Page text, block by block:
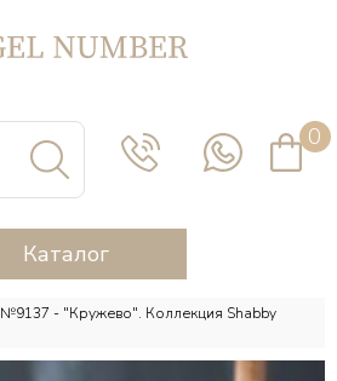
0
Каталог
№9137 - "Кружево". Коллекция Shabby